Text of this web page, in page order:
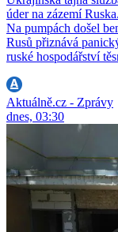
úder na zázemí
Na pumpách došel
Rusů přiznává
ruské hospodářství
Aktuálně.cz - Zprávy
dnes, 03:30